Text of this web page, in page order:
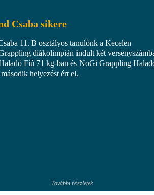
Csaba sikere
11. B osztályos tanulónk a Kecelen
diákolimpián indult két
Fiú 71 kg-ban és NoGi Grappling
helyezést ért el.
További részletek